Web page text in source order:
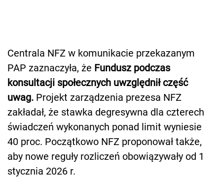
Centrala NFZ w komunikacie przekazanym
PAP zaznaczyła, że Fundusz podczas
konsultacji społecznych uwzględnił część
uwag. Projekt zarządzenia prezesa NFZ
zakładał, że stawka degresywna dla czterech
świadczeń wykonanych ponad limit wyniesie
40 proc. Początkowo NFZ proponował także,
aby nowe reguły rozliczeń obowiązywały od 1
stycznia 2026 r.